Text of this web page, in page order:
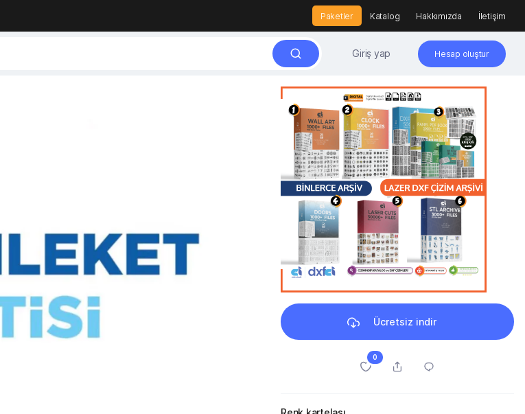
Paketler Katalog Hakkımızda İletişim
Giriş yap Hesap oluştur
Ücretsiz indir
0